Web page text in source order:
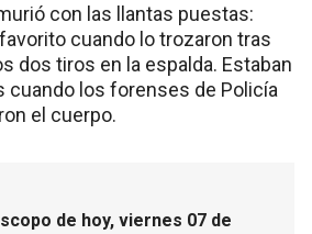
con las llantas puestas:
cuando lo trozaron tras
dos tiros en la espalda. Estaban
cuando los forenses de Policía
el cuerpo.
de hoy, viernes 07 de